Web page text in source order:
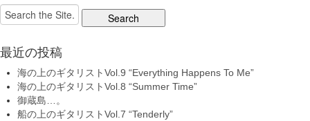
Search
for:
最近の投稿
海の上のギタリストVol.9 “Everything Happens To Me”
海の上のギタリストVol.8 “Summer Time”
御蔵島…。
船の上のギタリストVol.7 “Tenderly”